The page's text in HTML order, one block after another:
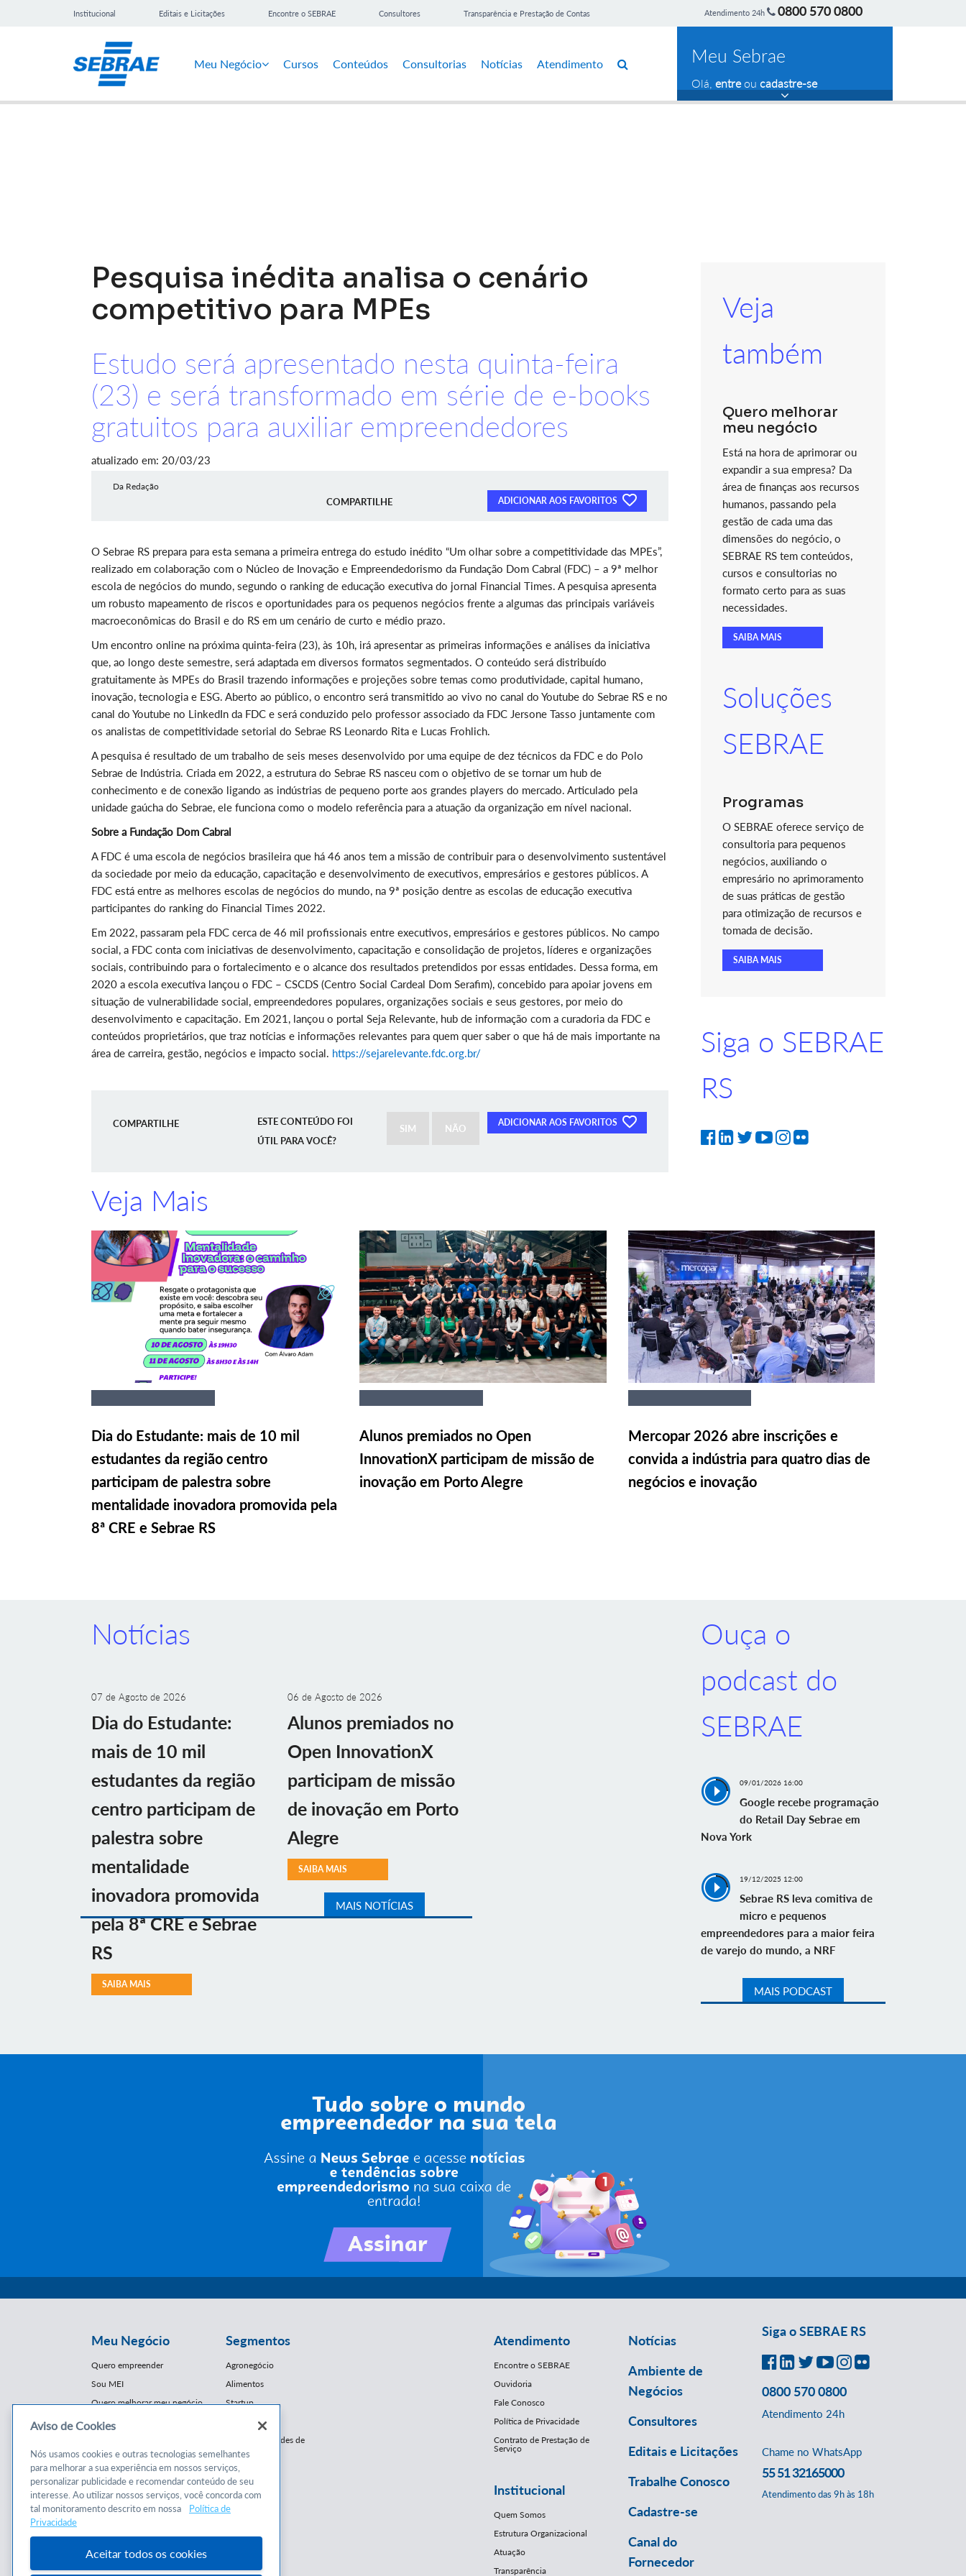
Institucional Editais e Licitações Encontre o SEBRAE Consultores Transparência e Prestação de Contas Atendimento 24h 0800 570 0800
Meu Negócio Cursos Conteúdos Consultorias Notícias Atendimento Meu Sebrae
Olá, entreou cadastre-se
Pesquisa inédita analisa o cenário
competitivo para MPEs
Estudo será apresentado nesta quinta-feira
(23) e será transformado em série de e-books
gratuitos para auxiliar empreendedores
atualizado em: 20/03/23
Da Redação
COMPARTILHE ADICIONAR AOS FAVORITOS
O Sebrae RS prepara para esta semana a primeira entrega do estudo inédito “Um olhar sobre a competitividade das MPEs”,
realizado em colaboração com o Núcleo de Inovação e Empreendedorismo da Fundação Dom Cabral (FDC) – a 9ª melhor
escola de negócios do mundo, segundo o ranking de educação executiva do jornal Financial Times. A pesquisa apresenta
um robusto mapeamento de riscos e oportunidades para os pequenos negócios frente a algumas das principais variáveis
macroeconômicas do Brasil e do RS em um cenário de curto e médio prazo.
Um encontro online na próxima quinta-feira (23), às 10h, irá apresentar as primeiras informações e análises da iniciativa
que, ao longo deste semestre, será adaptada em diversos formatos segmentados. O conteúdo será distribuído
gratuitamente às MPEs do Brasil trazendo informações e projeções sobre temas como produtividade, capital humano,
inovação, tecnologia e ESG. Aberto ao público, o encontro será transmitido ao vivo no canal do Youtube do Sebrae RS e no
canal do Youtube no LinkedIn da FDC e será conduzido pelo professor associado da FDC Jersone Tasso juntamente com
os analistas de competitividade setorial do Sebrae RS Leonardo Rita e Lucas Frohlich.
A pesquisa é resultado de um trabalho de seis meses desenvolvido por uma equipe de dez técnicos da FDC e do Polo
Sebrae de Indústria. Criada em 2022, a estrutura do Sebrae RS nasceu com o objetivo de se tornar um hub de
conhecimento e de conexão ligando as indústrias de pequeno porte aos grandes players do mercado. Articulado pela
unidade gaúcha do Sebrae, ele funciona como o modelo referência para a atuação da organização em nível nacional.
Sobre a Fundação Dom Cabral
A FDC é uma escola de negócios brasileira que há 46 anos tem a missão de contribuir para o desenvolvimento sustentável
da sociedade por meio da educação, capacitação e desenvolvimento de executivos, empresários e gestores públicos. A
FDC está entre as melhores escolas de negócios do mundo, na 9ª posição dentre as escolas de educação executiva
participantes do ranking do Financial Times 2022.
Em 2022, passaram pela FDC cerca de 46 mil profissionais entre executivos, empresários e gestores públicos. No campo
social, a FDC conta com iniciativas de desenvolvimento, capacitação e consolidação de projetos, líderes e organizações
sociais, contribuindo para o fortalecimento e o alcance dos resultados pretendidos por essas entidades. Dessa forma, em
2020 a escola executiva lançou o FDC – CSCDS (Centro Social Cardeal Dom Serafim), concebido para apoiar jovens em
situação de vulnerabilidade social, empreendedores populares, organizações sociais e seus gestores, por meio do
desenvolvimento e capacitação. Em 2021, lançou o portal Seja Relevante, hub de informação com a curadoria da FDC e
conteúdos proprietários, que traz notícias e informações relevantes para quem quer saber o que há de mais importante na
área de carreira, gestão, negócios e impacto social. https://sejarelevante.fdc.org.br/
COMPARTILHE ADICIONAR AOS FAVORITOS
ESTE CONTEÚDO FOI
ÚTIL PARA VOCÊ?
SIM NÃO
Veja
também
Quero melhorar
meu negócio
Está na hora de aprimorar ou
expandir a sua empresa? Da
área de finanças aos recursos
humanos, passando pela
gestão de cada uma das
dimensões do negócio, o
SEBRAE RS tem conteúdos,
cursos e consultorias no
formato certo para as suas
necessidades.
SAIBA MAIS
Soluções
SEBRAE
Programas
O SEBRAE oferece serviço de
consultoria para pequenos
negócios, auxiliando o
empresário no aprimoramento
de suas práticas de gestão
para otimização de recursos e
tomada de decisão.
SAIBA MAIS
Siga o SEBRAE
RS
Veja Mais
Dia do Estudante: mais de 10 mil
estudantes da região centro
participam de palestra sobre
mentalidade inovadora promovida pela
8ª CRE e Sebrae RS
Alunos premiados no Open
InnovationX participam de missão de
inovação em Porto Alegre
Mercopar 2026 abre inscrições e
convida a indústria para quatro dias de
negócios e inovação
Notícias
07 de Agosto de 2026
Dia do Estudante:
mais de 10 mil
estudantes da região
centro participam de
palestra sobre
mentalidade
inovadora promovida
pela 8ª CRE e Sebrae
RS
SAIBA MAIS
06 de Agosto de 2026
Alunos premiados no
Open InnovationX
participam de missão
de inovação em Porto
Alegre
SAIBA MAIS
MAIS NOTÍCIAS
Ouça o
podcast do
SEBRAE
09/01/2026 16:00
Google recebe programação
do Retail Day Sebrae em
Nova York
19/12/2025 12:00
Sebrae RS leva comitiva de
micro e pequenos
empreendedores para a maior feira
de varejo do mundo, a NRF
MAIS PODCAST
Meu Negócio
Quero empreender
Sou MEI
Quero melhorar meu negócio
Conteúdos
Cursos
Consultorias
Segmentos
Agronegócio
Alimentos
Startup
E-Commerce
Franquias / Redes de
Cooperação
Moda
Moveleiro
Saúde
Mercopar
Atendimento
Encontre o SEBRAE
Ouvidoria
Fale Conosco
Política de Privacidade
Contrato de Prestação de
Serviço
Institucional
Quem Somos
Estrutura Organizacional
Atuação
Transparência
Notícias
Ambiente de
Negócios
Consultores
Editais e Licitações
Trabalhe Conosco
Cadastre-se
Canal do
Fornecedor
Siga o SEBRAE RS
0800 570 0800
Atendimento 24h
Chame no WhatsApp
55 51 32165000
Atendimento das 9h às 18h
Aviso de Cookies
Nós usamos cookies e outras tecnologias semelhantes
para melhorar a sua experiência em nossos serviços,
personalizar publicidade e recomendar conteúdo de seu
interesse. Ao utilizar nossos serviços, você concorda com
tal monitoramento descrito em nossa
Política de
Privacidade
Aceitar todos os cookies